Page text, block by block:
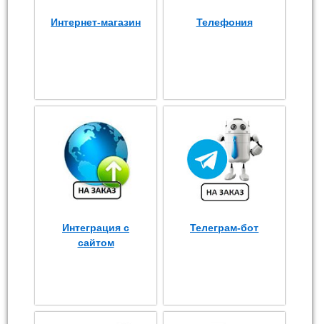
Интернет-магазин Телефония
Интеграция с
сайтом
Телеграм-бот